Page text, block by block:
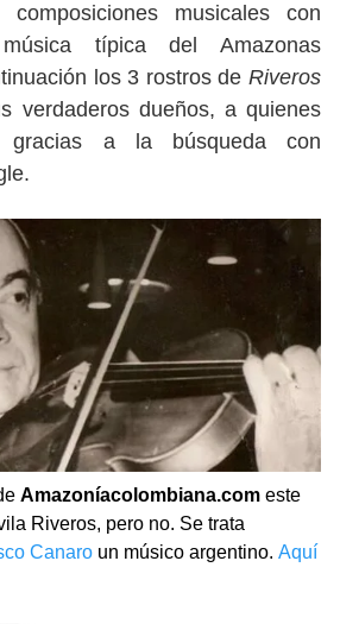
musicales con
típica del Amazonas
los 3 rostros de Riveros
verdaderos dueños, a quienes
gracias a la búsqueda con
Amazoníacolombiana.com este
Riveros, pero no. Se trata
Canaro un músico argentino. Aquí